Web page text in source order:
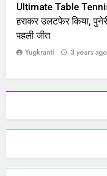
Ultimate Table
हराकर उलटफेर किया,
पहली जीत
Yugkranti 3 years ago